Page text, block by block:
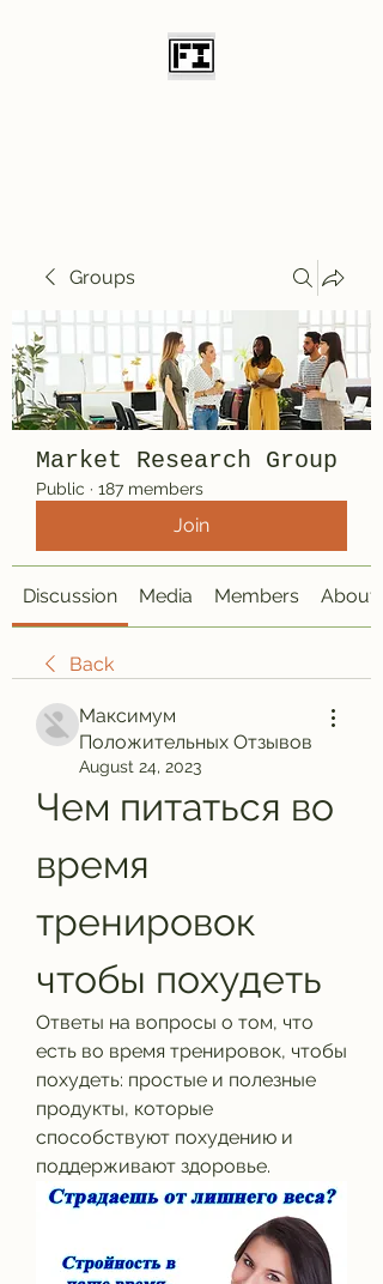
Groups
Market Research Group
Public · 187 members
Join
Discussion Media Members About
Back
Максимум
Положительных Отзывов
August 24, 2023
Чем питаться во
время
тренировок
чтобы похудеть
Ответы на вопросы о том, что
есть во время тренировок, чтобы
похудеть: простые и полезные
продукты, которые
способствуют похудению и
поддерживают здоровье.